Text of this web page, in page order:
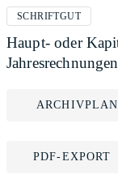
SCHRIFTGUT
Haupt- oder
Jahresrechnungen
ARCHIVPLAN
PDF-EXPORT